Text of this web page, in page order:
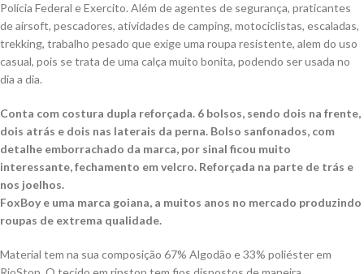
Polícia Federal e Exercito. Além de agentes de segurança, praticantes
de airsoft, pescadores, atividades de camping, motociclistas, escaladas,
trekking, trabalho pesado que exige uma roupa resistente, alem do uso
casual, pois se trata de uma calça muito bonita, podendo ser usada no
dia a dia.
Conta com costura dupla reforçada. 6 bolsos, sendo dois na frente,
dois atrás e dois nas laterais da perna. Bolso sanfonados, com
detalhe emborrachado da marca, por sinal ficou muito
interessante, fechamento em velcro. Reforçada na parte de trás e
nos joelhos.
FoxBoy e uma marca goiana, a muitos anos no mercado produzindo
roupas de extrema qualidade.
Material tem na sua composição 67% Algodão e 33% poliéster em